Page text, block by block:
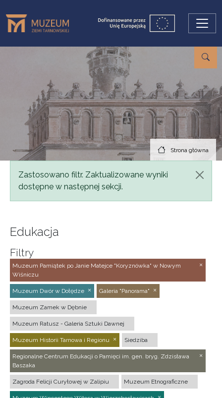
Strona główna
Komunikat
Zastosowano filtr. Zaktualizowane wyniki
dostępne w następnej sekcji.
Edukacja
Filtry
Muzeum Pamiątek po Janie Matejce "Koryznówka" w Nowym
Wiśniczu
Muzeum Dwór w Dołędze Galeria "Panorama"
Muzeum Zamek w Dębnie
Muzeum Ratusz - Galeria Sztuki Dawnej
Muzeum Historii Tarnowa i Regionu Siedziba
Regionalne Centrum Edukacji o Pamięci im. gen. bryg. Zdzisława
Baszaka
Zagroda Felicji Curyłowej w Zalipiu Muzeum Etnograficzne